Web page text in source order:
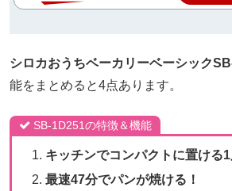
シロカおうちベーカリーベーシック
能をまとめると4点あります。
SB-1D251の特徴＆機能
キッチンでコンパクトに置ける
最速47分でパンが焼ける！